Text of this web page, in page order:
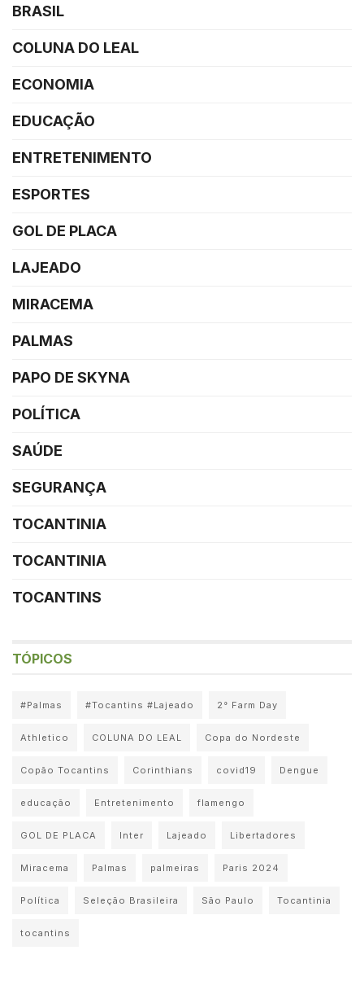
BRASIL
COLUNA DO LEAL
ECONOMIA
EDUCAÇÃO
ENTRETENIMENTO
ESPORTES
GOL DE PLACA
LAJEADO
MIRACEMA
PALMAS
PAPO DE SKYNA
POLÍTICA
SAÚDE
SEGURANÇA
TOCANTINIA
TOCANTINIA
TOCANTINS
TÓPICOS
#Palmas #Tocantins #Lajeado 2° Farm Day
Athletico COLUNA DO LEAL Copa do Nordeste
Copão Tocantins Corinthians covid19 Dengue
educação Entretenimento flamengo
GOL DE PLACA Inter Lajeado Libertadores
Miracema Palmas palmeiras Paris 2024
Política Seleção Brasileira São Paulo Tocantinia
tocantins